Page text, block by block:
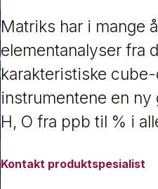
Matriks har i mange
elementanalyser fra
karakteristiske
instrumentene en ny
H, O fra ppb til % i
Kontakt produktspesialist